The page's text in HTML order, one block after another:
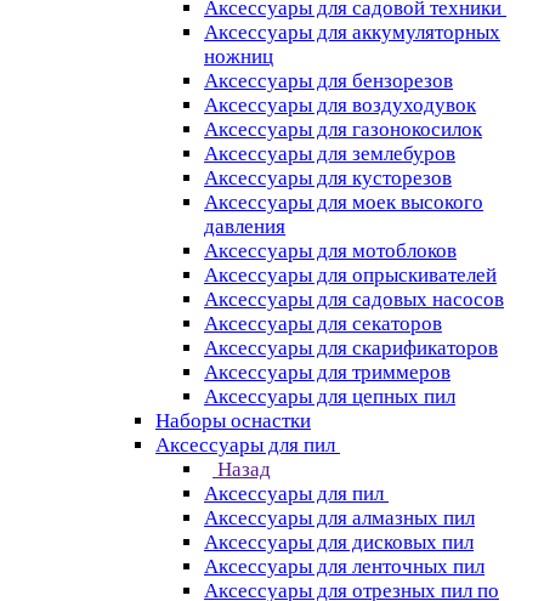
Аксессуары для садовой техники
Аксессуары для аккумуляторных
ножниц
Аксессуары для бензорезов
Аксессуары для воздуходувок
Аксессуары для газонокосилок
Аксессуары для землебуров
Аксессуары для кусторезов
Аксессуары для моек высокого
давления
Аксессуары для мотоблоков
Аксессуары для опрыскивателей
Аксессуары для садовых насосов
Аксессуары для секаторов
Аксессуары для скарификаторов
Аксессуары для триммеров
Аксессуары для цепных пил
Наборы оснастки
Аксессуары для пил
Назад
Аксессуары для пил
Аксессуары для алмазных пил
Аксессуары для дисковых пил
Аксессуары для ленточных пил
Аксессуары для отрезных пил по